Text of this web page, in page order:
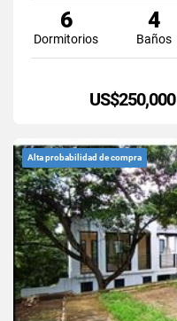
6
Dormitorios
4
Baños
US$250,000
Alta probabilidad de compra